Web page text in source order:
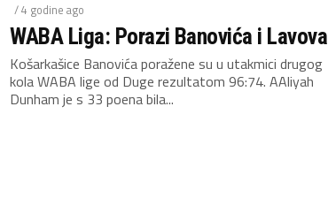
/ 4 godine ago
WABA Liga: Porazi Banovića i Lavova
Košarkašice Banovića poražene su u utakmici drugog
kola WABA lige od Duge rezultatom 96:74. AAliyah
Dunham je s 33 poena bila...